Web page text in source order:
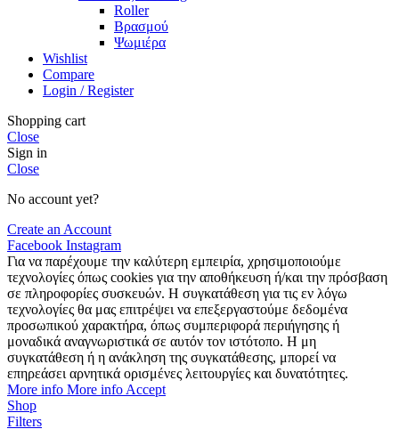
Roller
Βρασμού
Ψωμιέρα
Wishlist
Compare
Login / Register
Shopping cart
Close
Sign in
Close
No account yet?
Create an Account
Facebook Instagram
Για να παρέχουμε την καλύτερη εμπειρία, χρησιμοποιούμε
τεχνολογίες όπως cookies για την αποθήκευση ή/και την πρόσβαση
σε πληροφορίες συσκευών. Η συγκατάθεση για τις εν λόγω
τεχνολογίες θα μας επιτρέψει να επεξεργαστούμε δεδομένα
προσωπικού χαρακτήρα, όπως συμπεριφορά περιήγησης ή
μοναδικά αναγνωριστικά σε αυτόν τον ιστότοπο. Η μη
συγκατάθεση ή η ανάκληση της συγκατάθεσης, μπορεί να
επηρεάσει αρνητικά ορισμένες λειτουργίες και δυνατότητες.
More info More info Accept
Shop
Filters